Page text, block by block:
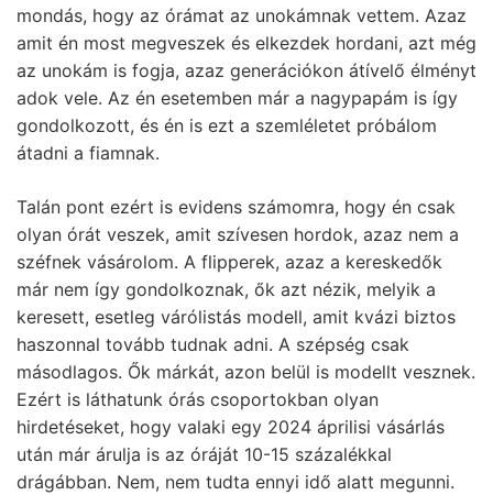
mondás, hogy az órámat az unokámnak vettem. Azaz
amit én most megveszek és elkezdek hordani, azt még
az unokám is fogja, azaz generációkon átívelő élményt
adok vele. Az én esetemben már a nagypapám is így
gondolkozott, és én is ezt a szemléletet próbálom
átadni a fiamnak.
Talán pont ezért is evidens számomra, hogy én csak
olyan órát veszek, amit szívesen hordok, azaz nem a
széfnek vásárolom. A flipperek, azaz a kereskedők
már nem így gondolkoznak, ők azt nézik, melyik a
keresett, esetleg várólistás modell, amit kvázi biztos
haszonnal tovább tudnak adni. A szépség csak
másodlagos. Ők márkát, azon belül is modellt vesznek.
Ezért is láthatunk órás csoportokban olyan
hirdetéseket, hogy valaki egy 2024 áprilisi vásárlás
után már árulja is az óráját 10-15 százalékkal
drágábban. Nem, nem tudta ennyi idő alatt megunni.